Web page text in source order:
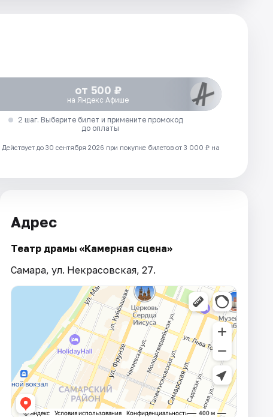
от 500 ₽
на Яндекс Афише
2 шаг. Выберите билет и примените промокод
до оплаты
Действует до 30 сентября 2026 при покупке билетов от 3 000 ₽ на
Адрес
Театр драмы «Камерная сцена»
Самара, ул. Некрасовская, 27.